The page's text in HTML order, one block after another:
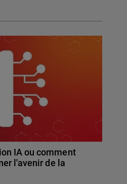
IA ou comment
l'avenir de la